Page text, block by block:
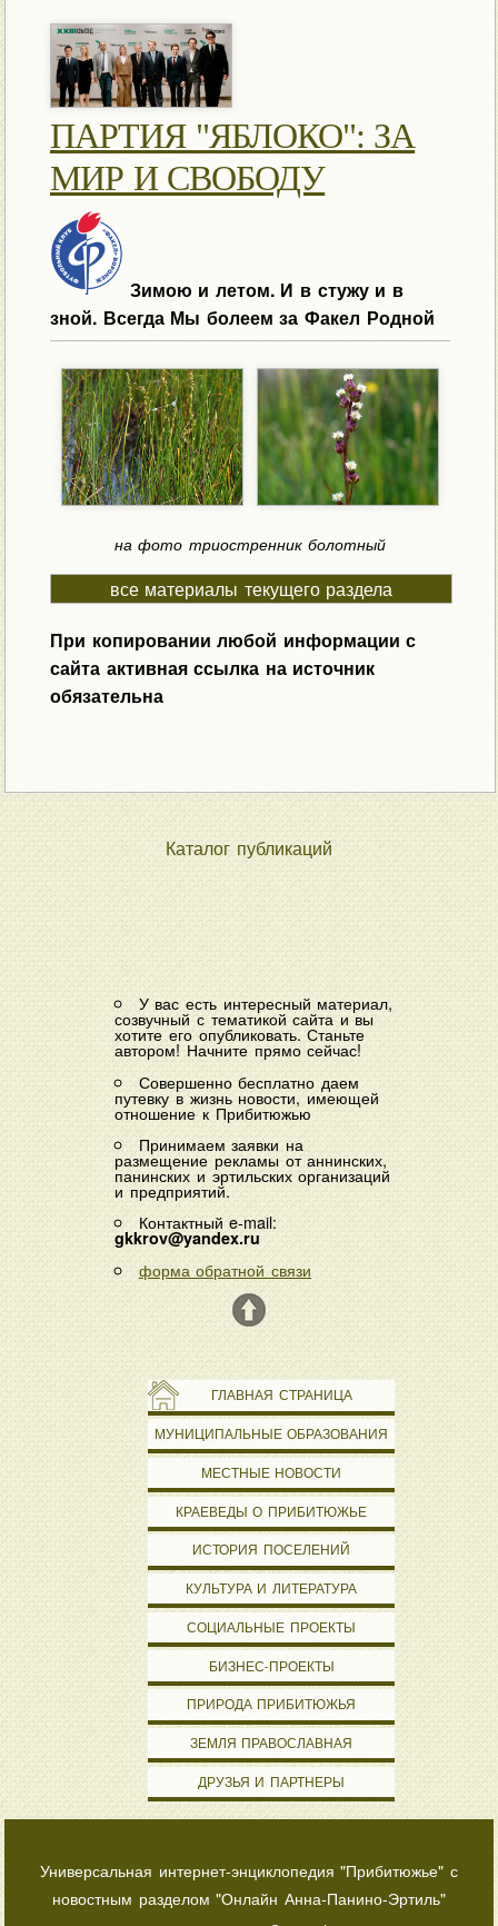
ПАРТИЯ "ЯБЛОКО": ЗА
МИР И СВОБОДУ
Зимою и летом. И в стужу и в
зной. Всегда Мы болеем за Факел Родной
на фото триостренник болотный
все материалы текущего раздела
При копировании любой информации с
сайта активная ссылка на источник
обязательна
Каталог публикаций
У вас есть интересный материал,
созвучный с тематикой сайта и вы
хотите его опубликовать. Станьте
автором! Начните прямо сейчас!
Совершенно бесплатно даем
путевку в жизнь новости, имеющей
отношение к Прибитюжью
Принимаем заявки на
размещение рекламы от аннинских,
панинских и эртильских организаций
и предприятий.
Контактный e-mail:
gkkrov@yandex.ru
форма обратной связи
ГЛАВНАЯ СТРАНИЦА
МУНИЦИПАЛЬНЫЕ ОБРАЗОВАНИЯ
МЕСТНЫЕ НОВОСТИ
КРАЕВЕДЫ О ПРИБИТЮЖЬЕ
ИСТОРИЯ ПОСЕЛЕНИЙ
КУЛЬТУРА И ЛИТЕРАТУРА
СОЦИАЛЬНЫЕ ПРОЕКТЫ
БИЗНЕС-ПРОЕКТЫ
ПРИРОДА ПРИБИТЮЖЬЯ
ЗЕМЛЯ ПРАВОСЛАВНАЯ
ДРУЗЬЯ И ПАРТНЕРЫ
Универсальная интернет-энциклопедия "Прибитюжье" с
новостным разделом "Онлайн Анна-Панино-Эртиль"